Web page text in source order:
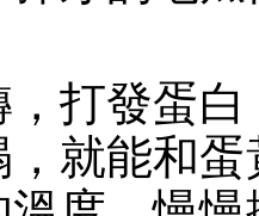
打發蛋
就能和